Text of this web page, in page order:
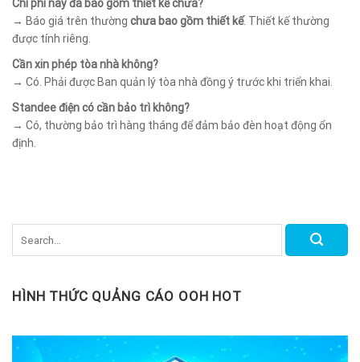
Chi phí này đã bao gồm thiết kế chưa?
→ Báo giá trên thường chưa bao gồm thiết kế. Thiết kế thường
được tính riêng.
Cần xin phép tòa nhà không?
→ Có. Phải được Ban quản lý tòa nhà đồng ý trước khi triển khai.
Standee điện có cần bảo trì không?
→ Có, thường bảo trì hàng tháng để đảm bảo đèn hoạt động ổn
định.
HÌNH THỨC QUẢNG CÁO OOH HOT